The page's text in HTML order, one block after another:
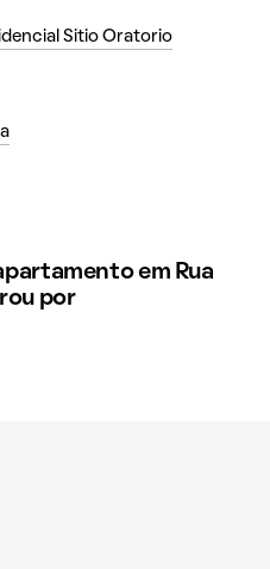
Sitio Oratorio
em Rua
por